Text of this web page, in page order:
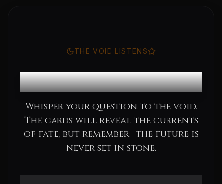
THE VOID LISTENS
Consult the Oracle
Whisper your question to the void.
The cards will reveal the currents
of fate, but remember—the future is
never set in stone.